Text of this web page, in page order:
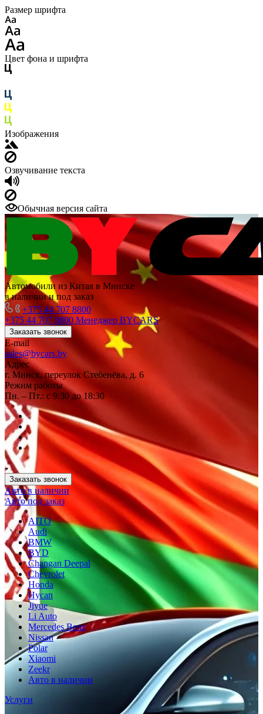
Размер шрифта
Цвет фона и шрифта
Изображения
Озвучивание текста
Обычная версия сайта
Автомобили из Китая в Минске
в наличии и под заказ
+375 44 707 8800
+375 44 707 8800 Менеджер BYCARS
Заказать звонок
E-mail
sales@bycars.by
Адрес
г. Минск, переулок Стебенёва, д. 6
Режим работы
Пн. – Пт.: с 9:30 до 18:30
Заказать звонок
Авто в наличии
Авто под заказ
AITO
Audi
BMW
BYD
Changan Deepal
Chevrolet
Honda
Hycan
Jiyue
Li Auto
Mercedes Benz
Nissan
Polar
Xiaomi
Zeekr
Авто в наличии
Услуги